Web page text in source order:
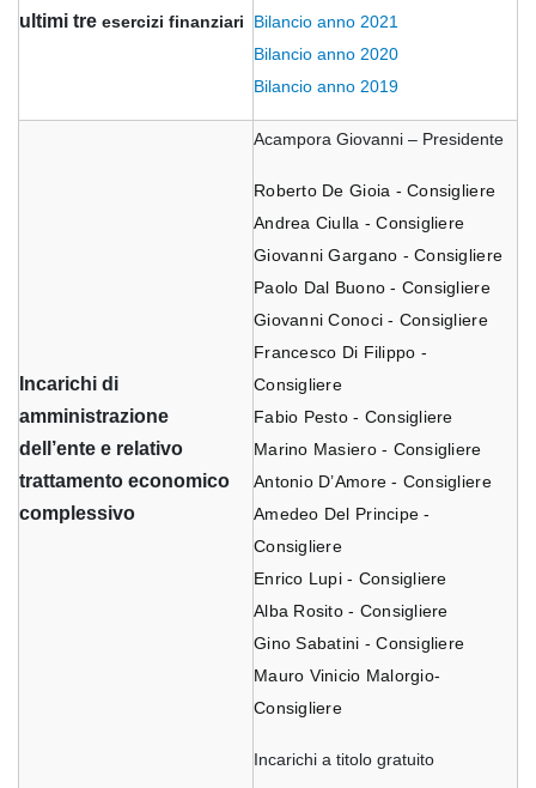
ultimi tre esercizi finanziari
Bilancio anno 2021
Bilancio anno 2020
Bilancio anno 2019
Incarichi di
amministrazione
dell’ente e relativo
trattamento economico
complessivo
Acampora Giovanni – Presidente
Roberto De Gioia - Consigliere
Andrea Ciulla - Consigliere
Giovanni Gargano - Consigliere
Paolo Dal Buono - Consigliere
Giovanni Conoci - Consigliere
Francesco Di Filippo -
Consigliere
Fabio Pesto - Consigliere
Marino Masiero - Consigliere
Antonio D’Amore - Consigliere
Amedeo Del Principe -
Consigliere
Enrico Lupi - Consigliere
Alba Rosito - Consigliere
Gino Sabatini - Consigliere
Mauro Vinicio Malorgio-
Consigliere
Incarichi a titolo gratuito